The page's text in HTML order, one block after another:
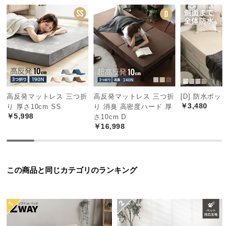
中
型
商
品
の
配
送
に
つ
い
て
商
配
高反発マットレス 三つ折
り 厚さ10cm SS
￥5,998
高反発マットレス 三つ折
り 消臭 高密度ハード 厚
さ10cm D
￥16,998
[D] 防水ボッ
￥3,480
この商品と同じカテゴリのランキング